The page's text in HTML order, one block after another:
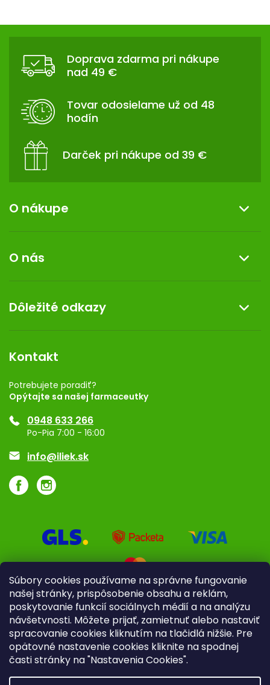
Súbory cookies používame na správne fungovanie
našej stránky, prispôsobenie obsahu a reklám,
poskytovanie funkcií sociálnych médií a na analýzu
návšetvnosti. Môžete prijať, zamietnuť alebo nastaviť
spracovanie cookies kliknutím na tlačidlá nižšie. Pre
opätovné nastavenie cookies kliknite na spodnej
časti stránky na "Nastavenia Cookies".
Z
Doprava zdarma pri nákupe
nad 49 €
Tovar odosielame už od 48
hodín
Darček pri nákupe od 39 €
O nákupe
Reklamácia a vrátenie tovaru
Doprava a platba
Darček k nákupu
O nás
Kontakt
Dermocentrum
Dôležité odkazy
Rozhodnutie na prevádzku
Registrácia
Ponuka pre firmy
Značky
Kontakt
Potrebujete poradiť?
Opýtajte sa našej farmaceutky
0948 633 266
Po-Pia 7:00 - 16:00
info@iliek.sk
Pre firmy Poradenstvo